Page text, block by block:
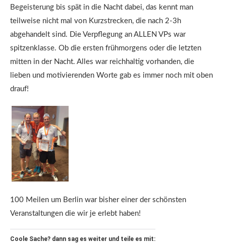
Begeisterung bis spät in die Nacht dabei, das kennt man
teilweise nicht mal von Kurzstrecken, die nach 2-3h
abgehandelt sind. Die Verpflegung an ALLEN VPs war
spitzenklasse. Ob die ersten frühmorgens oder die letzten
mitten in der Nacht. Alles war reichhaltig vorhanden, die
lieben und motivierenden Worte gab es immer noch mit oben
drauf!
100 Meilen um Berlin war bisher einer der schönsten
Veranstaltungen die wir je erlebt haben!
Coole Sache? dann sag es weiter und teile es mit: